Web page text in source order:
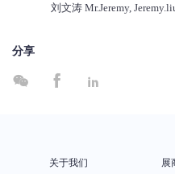
刘文涛 Mr.Jeremy,
分享
  
关于我们 展